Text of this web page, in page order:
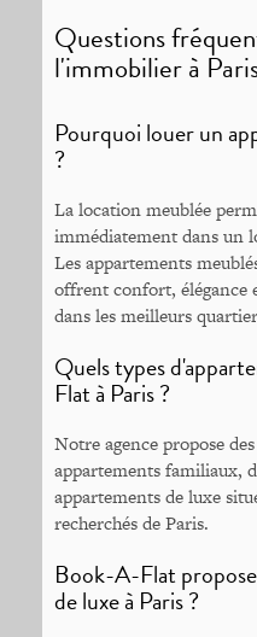
Questions
l'immobilier à
Pourquoi louer un
?
La location meublée
immédiatement dans un
Les appartements
offrent confort, élégance
dans les meilleurs
Quels types
Flat à Paris ?
Notre agence propose
appartements familiaux,
appartements de luxe
recherchés de Paris.
Book-A-Flat
de luxe à Paris ?